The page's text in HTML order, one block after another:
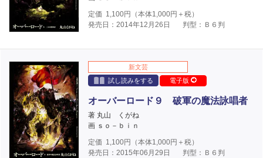
定価 1,100円（本体1,000円＋税）
発売日：2014年12月26日
判型：Ｂ６判
新文芸
試し読みをする
電子版
オーバーロード９ 破軍の魔法詠唱者
著 丸山 くがね
画 ｓｏ－ｂｉｎ
定価 1,100円（本体1,000円＋税）
発売日：2015年06月29日
判型：Ｂ６判